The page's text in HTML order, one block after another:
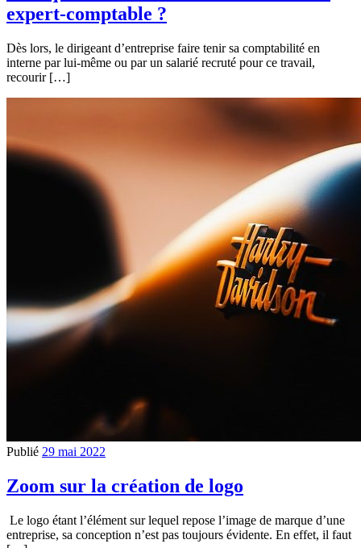
expert-comptable ?
Dès lors, le dirigeant d’entreprise faire tenir sa comptabilité en
interne par lui-même ou par un salarié recruté pour ce travail,
recourir […]
Publié 29 mai 2022
Zoom sur la création de logo
Le logo étant l’élément sur lequel repose l’image de marque d’une
entreprise, sa conception n’est pas toujours évidente. En effet, il faut